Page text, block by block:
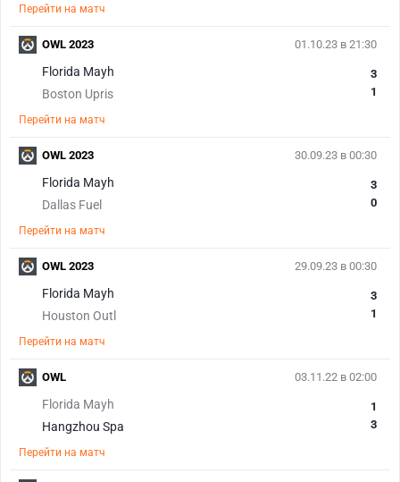
Перейти на матч
01.10.23 в 21:30
Florida Mayh
Boston Upris
3
1
Перейти на матч
OWL 2023
30.09.23 в 00:30
Florida Mayh
Dallas Fuel
3
0
Перейти на матч
OWL 2023
29.09.23 в 00:30
Florida Mayh
Houston Outl
3
1
Перейти на матч
OWL 2023
03.11.22 в 02:00
Florida Mayh
Hangzhou Spa
1
3
Перейти на матч
OWL